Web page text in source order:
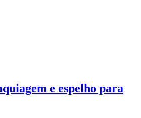
e espelho para